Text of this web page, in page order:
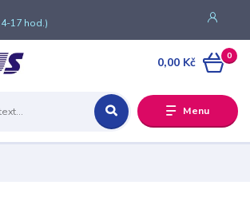
Menu
17 hod.)
0
0,00 Kč